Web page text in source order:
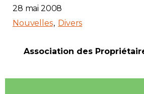
28 mai 2008
Nouvelles Divers
Association des